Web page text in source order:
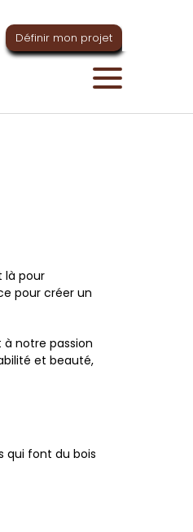
Définir mon projet
là pour
pour créer un
notre passion
et beauté,
qui font du bois